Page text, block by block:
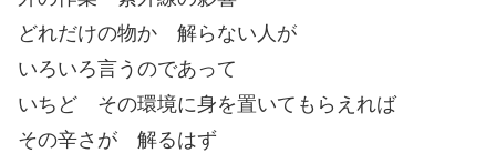
どれだけの物か 解らない人が
いろいろ言うのであって
いちど その環境に身を置いてもらえれば
その辛さが 解るはず